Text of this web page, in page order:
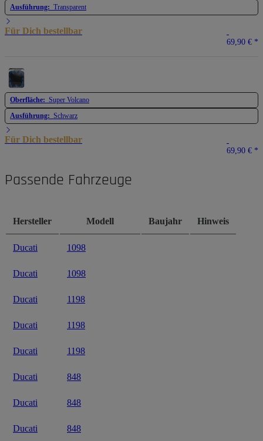
Ausführung: Transparent
Für Dich bestellbar
69,90 € *
Oberfläche: Super Volcano
Ausführung: Schwarz
Für Dich bestellbar
69,90 € *
Passende Fahrzeuge
Hersteller Modell Baujahr Hinweis
Ducati 1098
Ducati 1098
Ducati 1198
Ducati 1198
Ducati 1198
Ducati 848
Ducati 848
Ducati 848